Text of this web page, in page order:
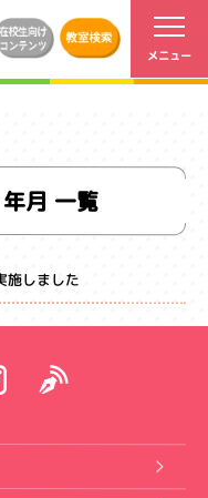
月 一覧
施しました